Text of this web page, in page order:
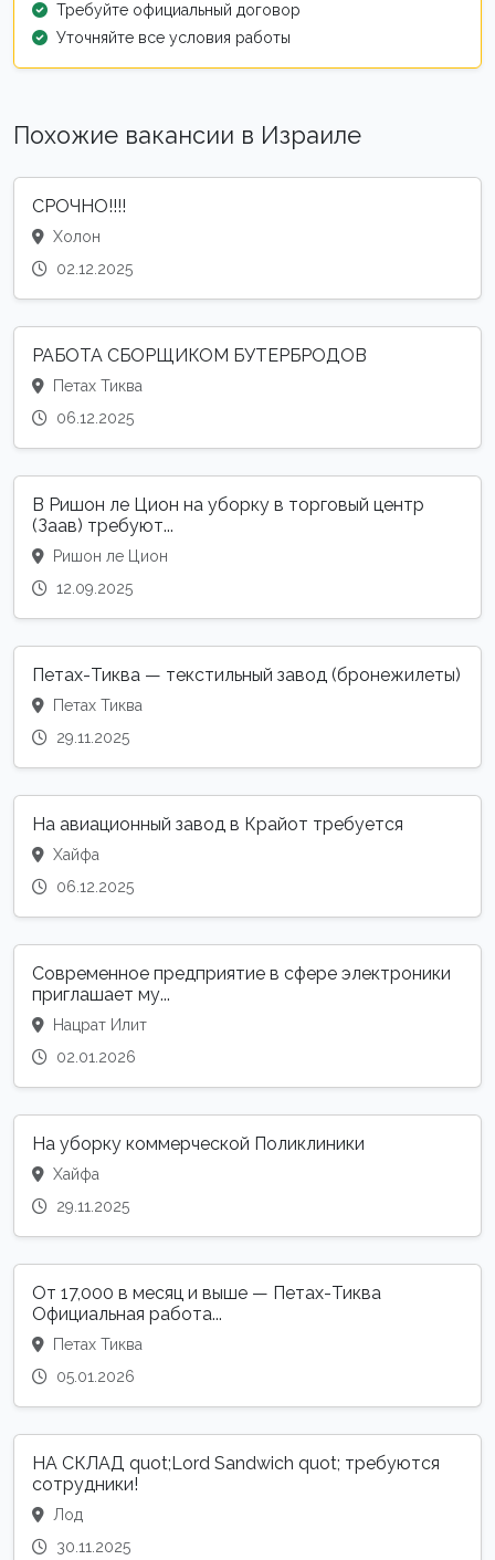
Требуйте официальный договор
Уточняйте все условия работы
Похожие вакансии в Израиле
СРОЧНО!!!!
Холон
02.12.2025
РАБОТА СБОРЩИКОМ БУТЕРБРОДОВ
Петах Тиква
06.12.2025
В Ришон ле Цион на уборку в торговый центр
(Заав) требуют...
Ришон ле Цион
12.09.2025
Петах-Тиква — текстильный завод (бронежилеты)
Петах Тиква
29.11.2025
На авиационный завод в Крайот требуется
Хайфа
06.12.2025
Современное предприятие в сфере электроники
приглашает му...
Нацрат Илит
02.01.2026
На уборку коммерческой Поликлиники
Хайфа
29.11.2025
От 17,000 в месяц и выше — Петах-Тиква
Официальная работа...
Петах Тиква
05.01.2026
НА СКЛАД quot;Lord Sandwich quot; требуются
сотрудники!
Лод
30.11.2025